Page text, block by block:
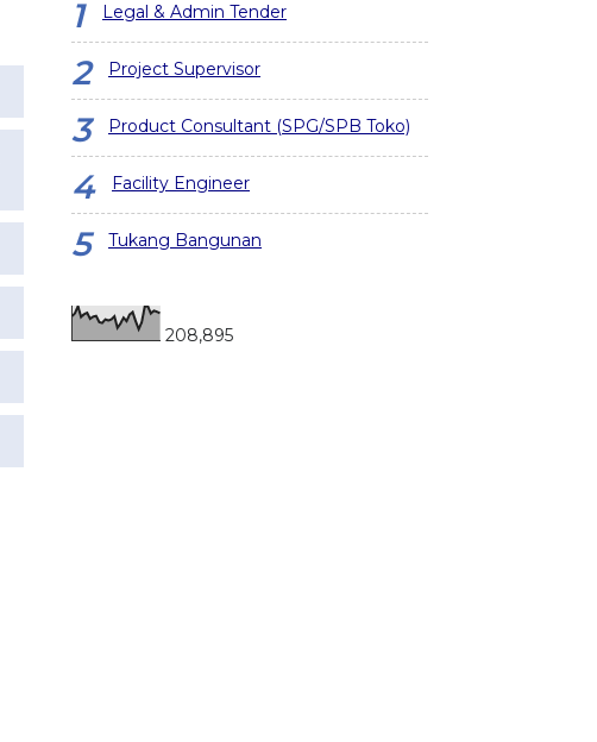
Legal & Admin Tender
Project Supervisor
Product Consultant (SPG/SPB Toko)
Facility Engineer
Tukang Bangunan
208,895